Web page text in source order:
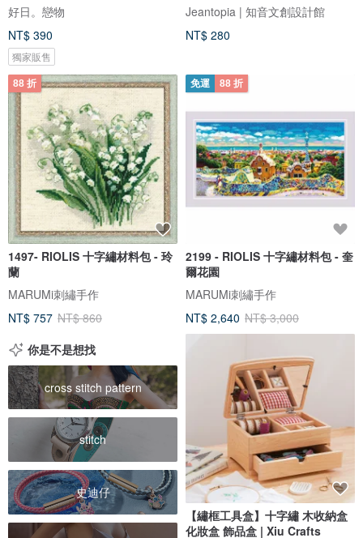
好日。戀物
NT$ 390
獨家販售
Jeantopia | 知音文創設計館
NT$ 280
88 折
1497- RIOLIS 十字繡材料包 - 玲
蘭
MARUMi刺繡手作
NT$ 757 NT$ 860
免運 88 折
2199 - RIOLIS 十字繡材料包 - 奎
爾花園
MARUMi刺繡手作
NT$ 2,640 NT$ 3,000
你是不是想找
cross stitch pattern
stitch
史迪仔
【繡框工具盒】十字繡 木收納盒
化妝盒 飾品盒 | Xiu Crafts